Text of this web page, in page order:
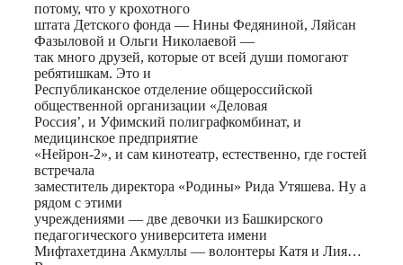
потому, что у крохотного
штата Детского фонда — Нины Федяниной, Ляйсан
Фазыловой и Ольги Николаевой —
так много друзей, которые от всей души помогают
ребятишкам. Это и
Республиканское отделение общероссийской
общественной организации «Деловая
Россия’, и Уфимский полиграфкомбинат, и
медицинское предприятие
«Нейрон-2», и сам кинотеатр, естественно, где гостей
встречала
заместитель директора «Родины» Рида Утяшева. Ну а
рядом с этими
учреждениями — две девочки из Башкирского
педагогического университета имени
Мифтахетдина Акмуллы — волонтеры Катя и Лия…